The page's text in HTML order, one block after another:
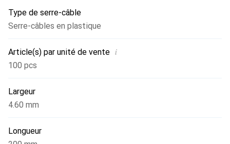
Type de serre-câble
Serre-câbles en plastique
Article(s) par unité de vente i
100 pcs
Largeur
4.60 mm
Longueur